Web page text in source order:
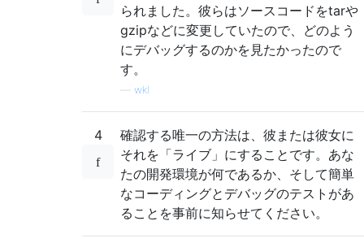
られました。彼らはソースコードをtarや
gzipなどに変更していたので、どのよう
にデバッグするのかを見たかったので
す。
wkl
4
確認する唯一の方法は、彼または彼女に
それを「ライブ」にすることです。あな
たの開発環境が何であるか、そして簡単
なコーディングとデバッグのテストがあ
ることを事前に知らせてください。